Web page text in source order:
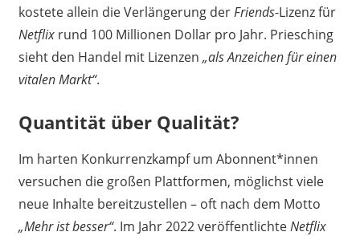
kostete allein die Verlängerung derFriends-Lizenz für
Netflixrund 100 Millionen Dollar pro Jahr. Priesching
sieht den Handel mit Lizenzen„als Anzeichen für einen
vitalen Markt“.
Quantität über Qualität?
Im harten Konkurrenzkampf um Abonnent*innen
versuchen die großen Plattformen, möglichst viele
neue Inhalte bereitzustellen – oft nach dem Motto
„Mehr ist besser“. Im Jahr 2022 veröffentlichteNetflix